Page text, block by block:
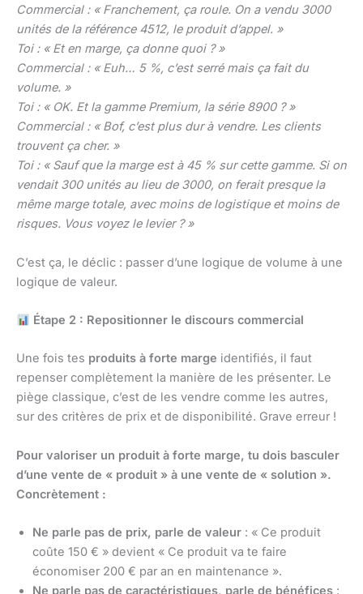
Commercial : « Franchement, ça roule. On a vendu 3000
unités de la référence 4512, le produit d’appel. »
Toi : « Et en marge, ça donne quoi ? »
Commercial : « Euh… 5 %, c’est serré mais ça fait du
volume. »
Toi : « OK. Et la gamme Premium, la série 8900 ? »
Commercial : « Bof, c’est plus dur à vendre. Les clients
trouvent ça cher. »
Toi : « Sauf que la marge est à 45 % sur cette gamme. Si on
vendait 300 unités au lieu de 3000, on ferait presque la
même marge totale, avec moins de logistique et moins de
risques. Vous voyez le levier ? »
C’est ça, le déclic : passer d’une logique de volume à une
logique de valeur.
Étape 2 : Repositionner le discours commercial
Une fois tes produits à forte marge identifiés, il faut
repenser complètement la manière de les présenter. Le
piège classique, c’est de les vendre comme les autres,
sur des critères de prix et de disponibilité. Grave erreur !
Pour valoriser un produit à forte marge, tu dois basculer
d’une vente de « produit » à une vente de « solution ».
Concrètement :
Ne parle pas de prix, parle de valeur : « Ce produit
coûte 150 € » devient « Ce produit va te faire
économiser 200 € par an en maintenance ».
Ne parle pas de caractéristiques, parle de bénéfices :